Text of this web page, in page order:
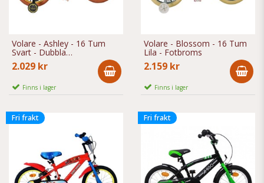
Volare - Ashley - 16 Tum
Svart - Dubbla
Handbromsar
2.029 kr
Finns i lager
Volare - Blossom - 16 Tum
Lila - Fotbroms
2.159 kr
Finns i lager
Fri frakt Fri frakt